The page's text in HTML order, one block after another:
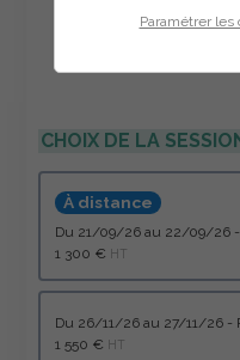
Paramétrer les
CHOIX DE LA
À distance
1 300 € HT
1 550 € HT